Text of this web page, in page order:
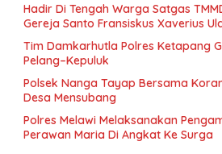
Hadir Di Tengah Warga Satgas
Gereja Santo Fransiskus Xaverius
Tim Damkarhutla Polres Ketapang
Pelang–Kepuluk
Polsek Nanga Tayap Bersama
Desa Mensubang
Polres Melawi Melaksanakan
Perawan Maria Di Angkat Ke Surga